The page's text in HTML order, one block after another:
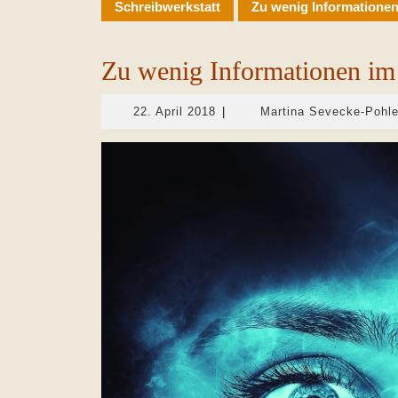
Schreibwerkstatt Zu wenig
Zu wenig Informationen im
22. April 2018 22.
2018
Martina Sevecke-